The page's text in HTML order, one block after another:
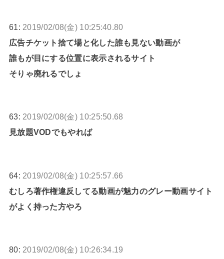
61: 2019/02/08(金) 10:25:40.80
広告チケット捨て場と化した誰も見ない動画が
誰もが目にする位置に表示されるサイト
そりゃ廃れるでしょ
63: 2019/02/08(金) 10:25:50.68
見放題VODでもやれば
64: 2019/02/08(金) 10:25:57.66
むしろ著作権違反してる動画が魅力のグレー動画サイト
がよく持った方やろ
80: 2019/02/08(金) 10:26:34.19